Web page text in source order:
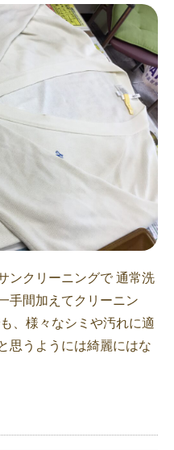
ンクリーニングで 通常洗
手間加えてクリーニン
、様々なシミや汚れに適
思うようには綺麗にはな